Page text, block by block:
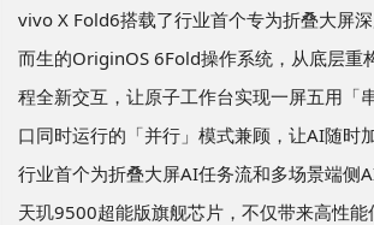
vivo X Fold6搭载了行业首个专为折叠大屏
而生的OriginOS 6Fold操作系统，从底层重
程全新交互，让原子工作台实现一屏五用「
口同时运行的「并行」模式兼顾，让AI随时
行业首个为折叠大屏AI任务流和多场景端侧
天玑9500超能版旗舰芯片，不仅带来高性